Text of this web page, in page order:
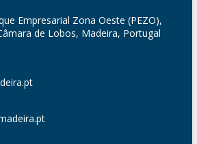
Empresarial Zona Oeste (PEZO),
de Lobos, Madeira, Portugal